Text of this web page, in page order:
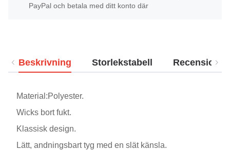
PayPal och betala med ditt konto där
Beskrivning Storlekstabell Recensioner
Material:Polyester.
Wicks bort fukt.
Klassisk design.
Lätt, andningsbart tyg med en slät känsla.